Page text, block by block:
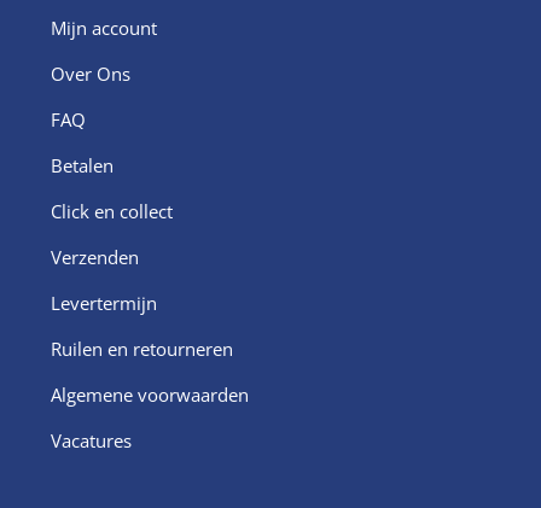
Mijn account
Over Ons
FAQ
Betalen
Click en collect
Verzenden
Levertermijn
Ruilen en retourneren
Algemene voorwaarden
Vacatures